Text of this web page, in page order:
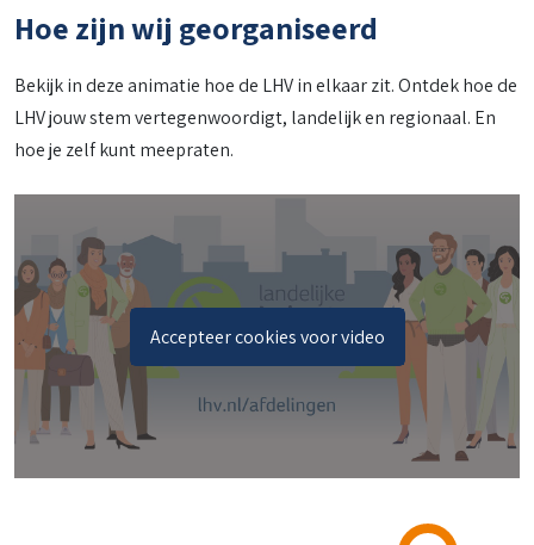
Hoe zijn wij georganiseerd
Bekijk in deze animatie hoe de LHV in elkaar zit. Ontdek hoe de
LHV jouw stem vertegenwoordigt, landelijk en regionaal. En
hoe je zelf kunt meepraten.
Accepteer cookies voor video